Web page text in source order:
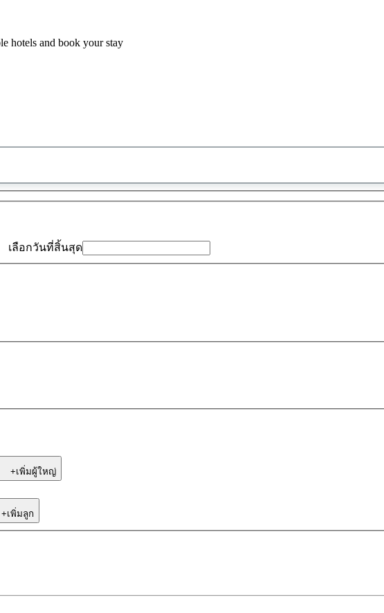
hotels and book your stay
ข้อ
เสนอ
เลือกวันที่สิ้นสุด
+เพิ่มผู้ใหญ่
+เพิ่มลูก